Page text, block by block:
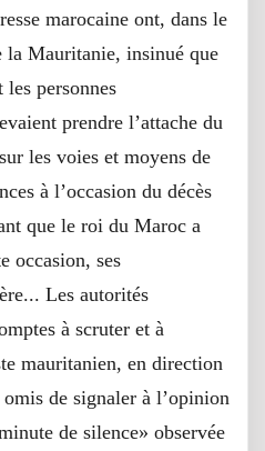
marocaine ont, dans le
la Mauritanie, insinué que
personnes
prendre l’attache du
les voies et moyens de
à l’occasion du décès
que le roi du Maroc a
occasion, ses
Les autorités
à scruter et à
mauritanien, en direction
de signaler à l’opinion
de silence» observée